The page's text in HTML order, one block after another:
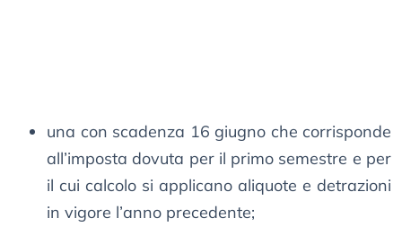
una con scadenza 16 giugno che corrisponde
all’imposta dovuta per il primo semestre e per
il cui calcolo si applicano aliquote e detrazioni
in vigore l’anno precedente;